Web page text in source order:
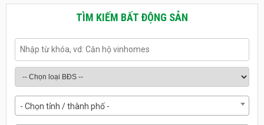
TÌM KIẾM BẤT ĐỘNG SẢN
- Chọn tỉnh / thành phố -